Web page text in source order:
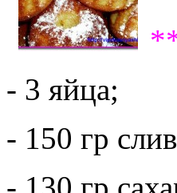
- 3 яйца;
- 150 гр